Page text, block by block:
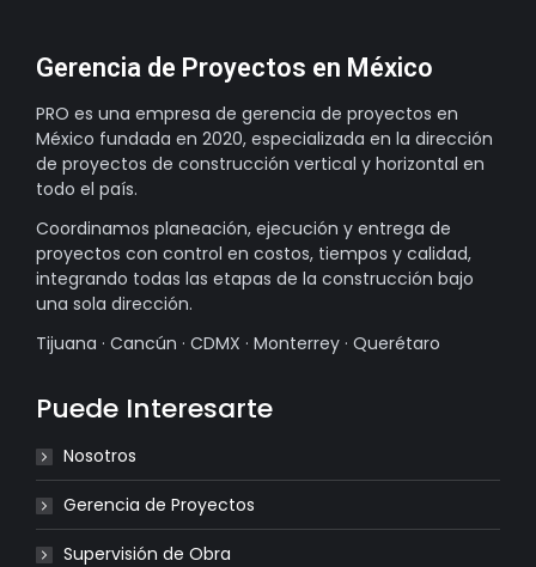
Gerencia de Proyectos en México
PRO es una empresa de gerencia de proyectos en
México fundada en 2020, especializada en la dirección
de proyectos de construcción vertical y horizontal en
todo el país.
Coordinamos planeación, ejecución y entrega de
proyectos con control en costos, tiempos y calidad,
integrando todas las etapas de la construcción bajo
una sola dirección.
Tijuana · Cancún · CDMX · Monterrey · Querétaro
Puede Interesarte
Nosotros
Gerencia de Proyectos
Supervisión de Obra